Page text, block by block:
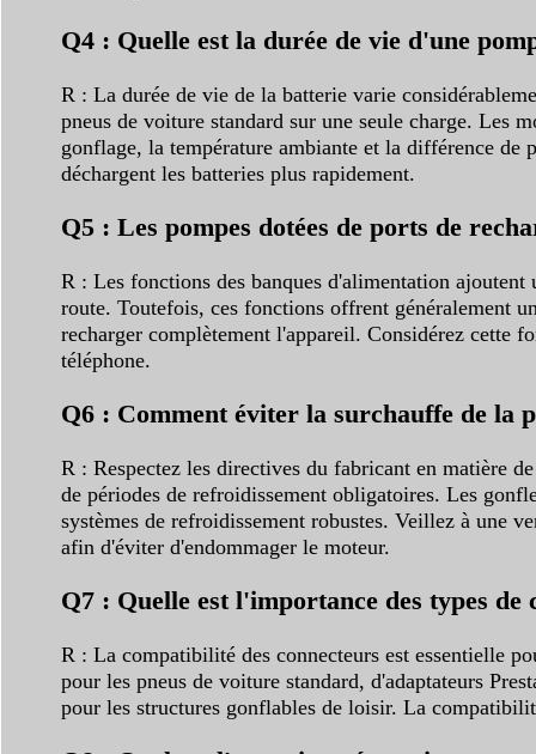
Q4 : Quelle est la durée de vie d'une
R : La durée de vie de la batterie varie
pneus de voiture standard sur une seule charge. Les
gonflage, la température ambiante et la différence
déchargent les batteries plus rapidement.
Q5 : Les pompes dotées de ports de
R : Les fonctions des banques d'alimentation
route. Toutefois, ces fonctions offrent généralement
recharger complètement l'appareil. Considérez cette
téléphone.
Q6 : Comment éviter la surchauffe de la
R : Respectez les directives du fabricant en matière
de périodes de refroidissement obligatoires. Les
systèmes de refroidissement robustes. Veillez à une
afin d'éviter d'endommager le moteur.
Q7 : Quelle est l'importance des types de
R : La compatibilité des connecteurs est essentielle
pour les pneus de voiture standard, d'adaptateurs
pour les structures gonflables de loisir. La